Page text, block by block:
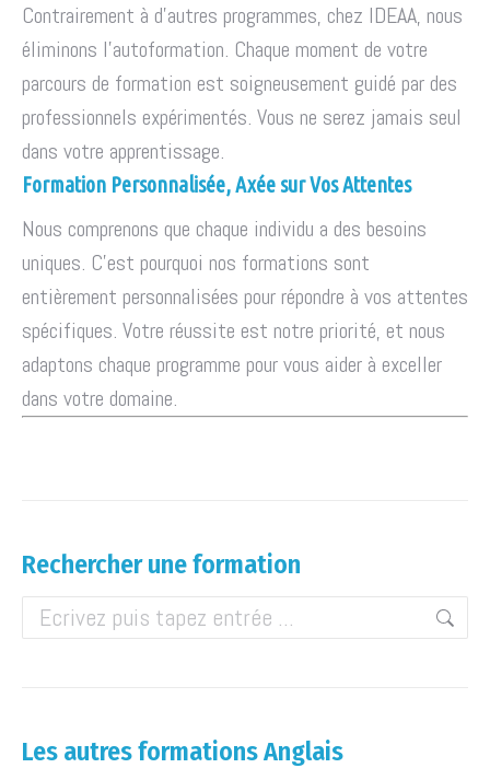
Contrairement à d'autres programmes, chez IDEAA, nous
éliminons l'autoformation. Chaque moment de votre
parcours de formation est soigneusement guidé par des
professionnels expérimentés. Vous ne serez jamais seul
dans votre apprentissage.
Formation Personnalisée, Axée sur Vos Attentes
Nous comprenons que chaque individu a des besoins
uniques. C'est pourquoi nos formations sont
entièrement personnalisées pour répondre à vos attentes
spécifiques. Votre réussite est notre priorité, et nous
adaptons chaque programme pour vous aider à exceller
dans votre domaine.
Rechercher une formation
Les autres formations Anglais